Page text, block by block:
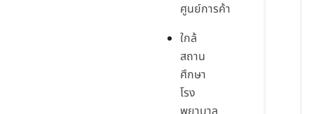
ศูนย์การค้า
ใกล้
สถาน
ศึกษา
โรง